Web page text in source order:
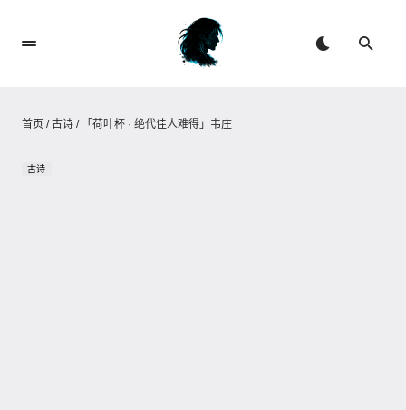
首页 /古诗 / 「荷叶杯 · 绝代佳人难得」韦庄
古诗